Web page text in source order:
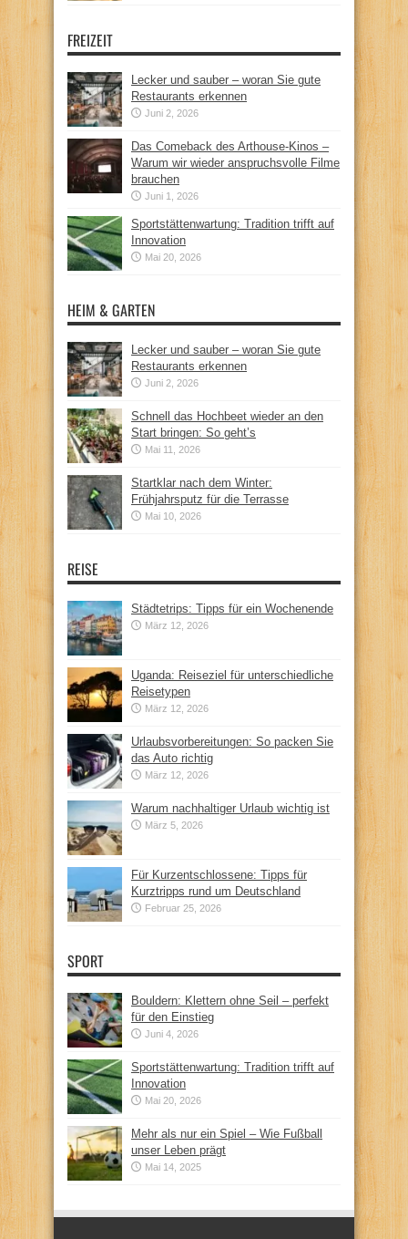
FREIZEIT
Lecker und sauber – woran Sie gute
Restaurants erkennen
Juni 2, 2026
Das Comeback des Arthouse-Kinos –
Warum wir wieder anspruchsvolle Filme
brauchen
Juni 1, 2026
Sportstättenwartung: Tradition trifft auf
Innovation
Mai 20, 2026
HEIM & GARTEN
Lecker und sauber – woran Sie gute
Restaurants erkennen
Juni 2, 2026
Schnell das Hochbeet wieder an den
Start bringen: So geht’s
Mai 11, 2026
Startklar nach dem Winter:
Frühjahrsputz für die Terrasse
Mai 10, 2026
REISE
Städtetrips: Tipps für ein Wochenende
März 12, 2026
Uganda: Reiseziel für unterschiedliche
Reisetypen
März 12, 2026
Urlaubsvorbereitungen: So packen Sie
das Auto richtig
März 12, 2026
Warum nachhaltiger Urlaub wichtig ist
März 5, 2026
Für Kurzentschlossene: Tipps für
Kurztripps rund um Deutschland
Februar 25, 2026
SPORT
Bouldern: Klettern ohne Seil – perfekt
für den Einstieg
Juni 4, 2026
Sportstättenwartung: Tradition trifft auf
Innovation
Mai 20, 2026
Mehr als nur ein Spiel – Wie Fußball
unser Leben prägt
Mai 14, 2025